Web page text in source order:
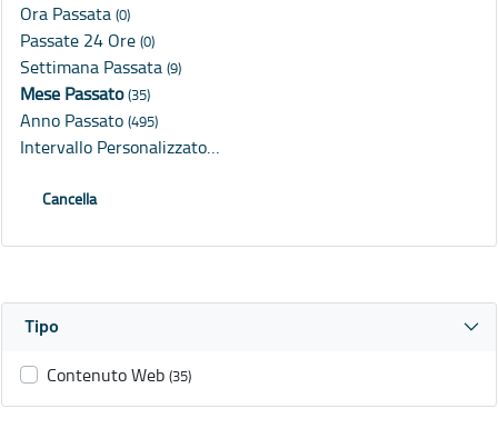
Ora Passata (0)
Passate 24 Ore (0)
Settimana Passata (9)
Mese Passato(35)
Anno Passato (495)
Intervallo Personalizzato…
Cancella
Tipo
Contenuto Web (35)